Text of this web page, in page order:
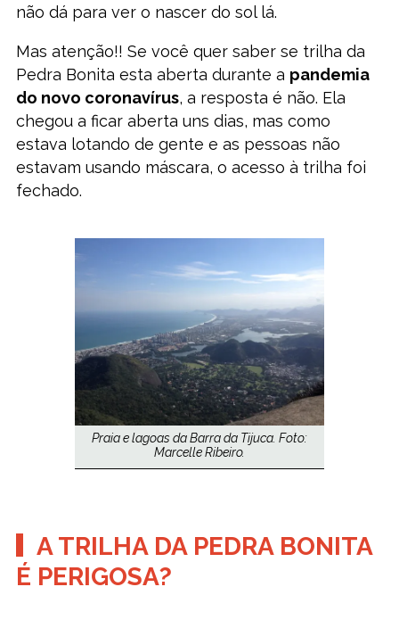
não dá para ver o nascer do sol lá.
Mas atenção!! Se você quer saber se trilha da
Pedra Bonita esta aberta durante a pandemia
do novo coronavírus, a resposta é não. Ela
chegou a ficar aberta uns dias, mas como
estava lotando de gente e as pessoas não
estavam usando máscara, o acesso à trilha foi
fechado.
Praia e lagoas da Barra da Tijuca. Foto:
Marcelle Ribeiro.
A TRILHA DA PEDRA BONITA
É PERIGOSA?